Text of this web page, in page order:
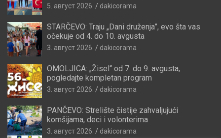
5. август 2026. dakicorama
STARČEVO: Traju „Dani druženja”, evo šta vas
očekuje od 4. do 10. avgusta
3. август 2026. dakicorama
OMOLJICA: „Žisel“ od 7. do 9. avgusta,
pogledajte kompletan program
3. август 2026. dakicorama
PANČEVO: Strelište čistije zahvaljujući
komšijama, deci i volonterima
3. август 2026. dakicorama